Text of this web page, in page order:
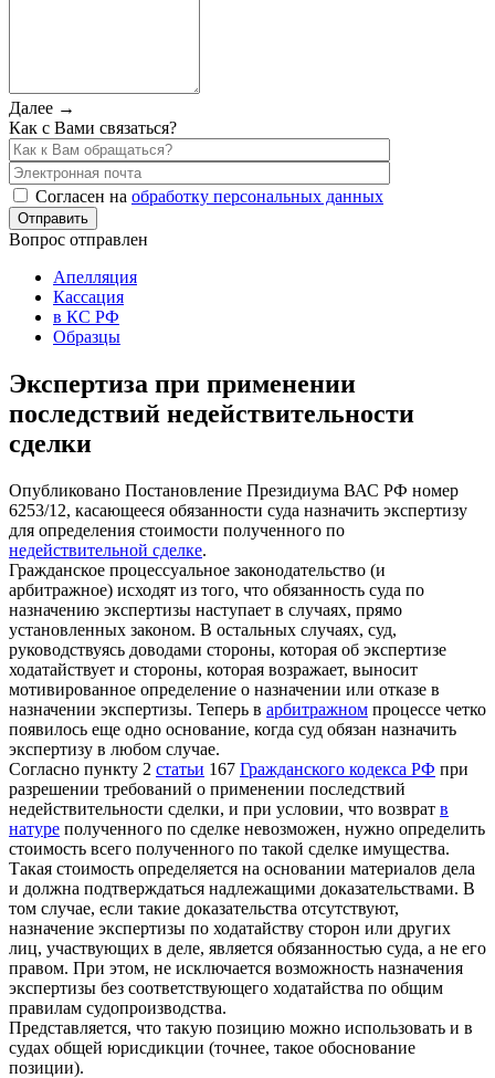
Далее →
Как с Вами связаться?
Согласен на обработку персональных данных
Вопрос отправлен
Апелляция
Кассация
в КС РФ
Образцы
Экспертиза при применении
последствий недействительности
сделки
Опубликовано Постановление Президиума ВАС РФ номер
6253/12, касающееся обязанности суда назначить экспертизу
для определения стоимости полученного по
недействительной сделке.
Гражданское процессуальное законодательство (и
арбитражное) исходят из того, что обязанность суда по
назначению экспертизы наступает в случаях, прямо
установленных законом. В остальных случаях, суд,
руководствуясь доводами стороны, которая об экспертизе
ходатайствует и стороны, которая возражает, выносит
мотивированное определение о назначении или отказе в
назначении экспертизы. Теперь в арбитражном процессе четко
появилось еще одно основание, когда суд обязан назначить
экспертизу в любом случае.
Согласно пункту 2 статьи 167 Гражданского кодекса РФ при
разрешении требований о применении последствий
недействительности сделки, и при условии, что возврат в
натуре полученного по сделке невозможен, нужно определить
стоимость всего полученного по такой сделке имущества.
Такая стоимость определяется на основании материалов дела
и должна подтверждаться надлежащими доказательствами. В
том случае, если такие доказательства отсутствуют,
назначение экспертизы по ходатайству сторон или других
лиц, участвующих в деле, является обязанностью суда, а не его
правом. При этом, не исключается возможность назначения
экспертизы без соответствующего ходатайства по общим
правилам судопроизводства.
Представляется, что такую позицию можно использовать и в
судах общей юрисдикции (точнее, такое обоснование
позиции).